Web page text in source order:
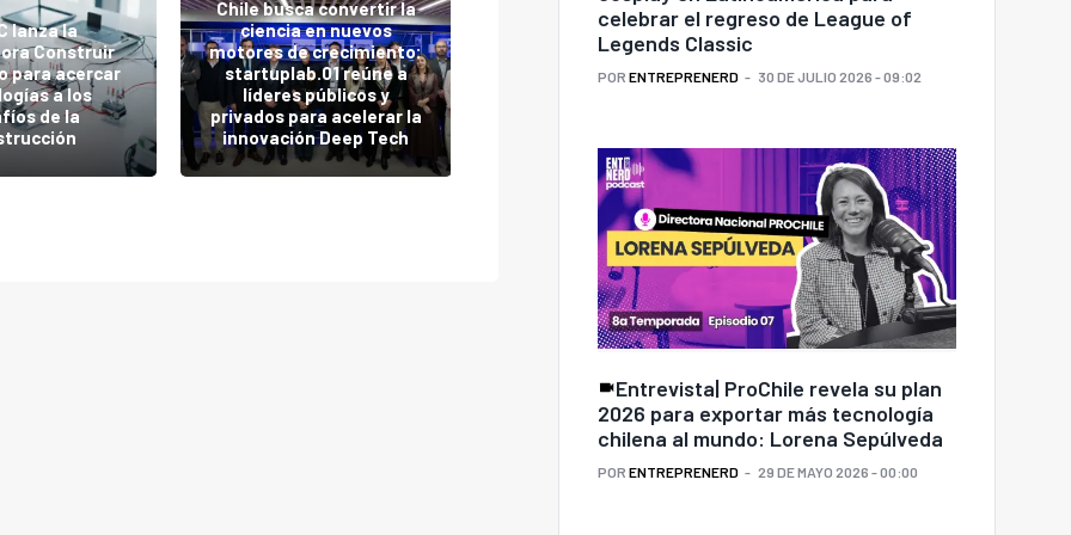
lanza la
Construir
para acercar
a los
de la
Chile busca convertir la
ciencia en nuevos
motores de crecimiento:
startuplab.01 reúne a
líderes públicos y
privados para acelerar la
innovación Deep Tech
Superhéroes, cómics y
videojuegos: ProChile
impulsó la proyección de
Nueva papa editada
celebrar el regreso de League of
Legends Classic
POR ENTREPRENERD 30 DE JULIO 2026 - 09:02
Entrevista| ProChile revela su plan
2026 para exportar más tecnología
chilena al mundo: Lorena Sepúlveda
POR ENTREPRENERD 29 DE MAYO 2026 - 00:00